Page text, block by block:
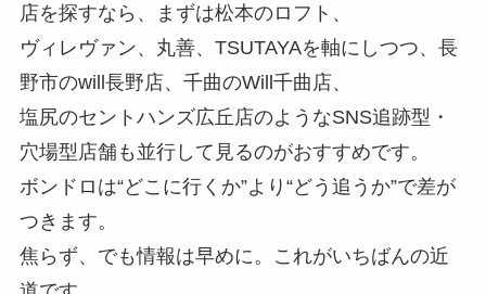
店を探すなら、まずは松本のロフト、
ヴィレヴァン、丸善、TSUTAYAを軸にしつつ、長
野市のwill長野店、千曲のWill千曲店、
塩尻のセントハンズ広丘店のようなSNS追跡型・
穴場型店舗も並行して見るのがおすすめです。
ボンドロは“どこに行くか”より“どう追うか”で差が
つきます。
焦らず、でも情報は早めに。これがいちばんの近